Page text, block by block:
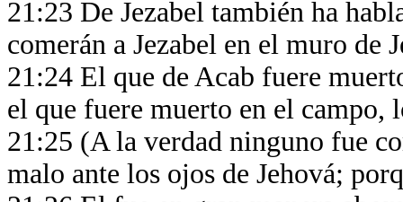
21:23 De Jezabel también ha
comerán a Jezabel en el muro de
21:24 El que de Acab fuere
el que fuere muerto en el
21:25 (A la verdad ninguno fue
malo ante los ojos de Jehová;